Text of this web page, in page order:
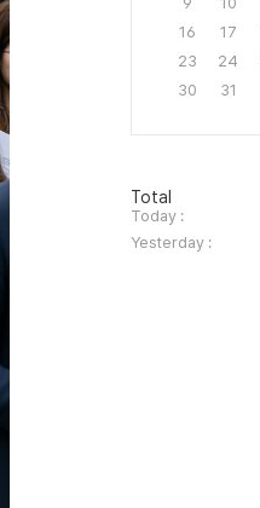
16
17
23
24
30
31
방
문
자
수
Total
Today :
Yesterday :